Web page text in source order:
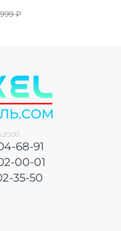
₽
20:00
68-91
00-01
35-50